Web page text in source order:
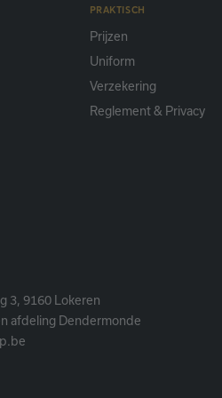
PRAKTISCH
Prijzen
Uniform
Verzekering
Reglement & Privacy
3, 9160 Lokeren
afdeling Dendermonde